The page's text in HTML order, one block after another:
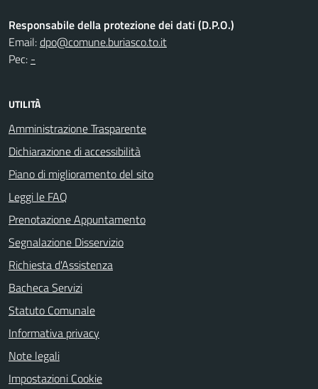
Responsabile della protezione dei dati (D.P.O.)
Email:dpo@comune.buriasco.to.it
Pec: -
UTILITÀ
Amministrazione Trasparente
Dichiarazione di accessibilità
Piano di miglioramento del sito
Leggi le FAQ
Prenotazione Appuntamento
Segnalazione Disservizio
Richiesta d'Assistenza
Bacheca Servizi
Statuto Comunale
Informativa privacy
Note legali
Impostazioni Cookie